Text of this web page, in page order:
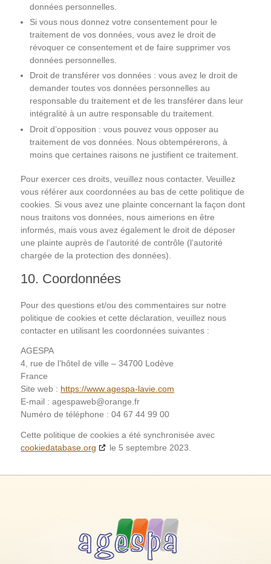
données personnelles.
Si vous nous donnez votre consentement pour le
traitement de vos données, vous avez le droit de
révoquer ce consentement et de faire supprimer vos
données personnelles.
Droit de transférer vos données : vous avez le droit de
demander toutes vos données personnelles au
responsable du traitement et de les transférer dans leur
intégralité à un autre responsable du traitement.
Droit d’opposition : vous pouvez vous opposer au
traitement de vos données. Nous obtempérerons, à
moins que certaines raisons ne justifient ce traitement.
Pour exercer ces droits, veuillez nous contacter. Veuillez
vous référer aux coordonnées au bas de cette politique de
cookies. Si vous avez une plainte concernant la façon dont
nous traitons vos données, nous aimerions en être
informés, mais vous avez également le droit de déposer
une plainte auprès de l’autorité de contrôle (l’autorité
chargée de la protection des données).
10. Coordonnées
Pour des questions et/ou des commentaires sur notre
politique de cookies et cette déclaration, veuillez nous
contacter en utilisant les coordonnées suivantes :
AGESPA
4, rue de l’hôtel de ville – 34700 Lodève
France
Site web : https://www.agespa-lavie.com
E-mail :agespaweb@orange.fr
Numéro de téléphone : 04 67 44 99 00
Cette politique de cookies a été synchronisée avec
cookiedatabase.org
le 5 septembre 2023.